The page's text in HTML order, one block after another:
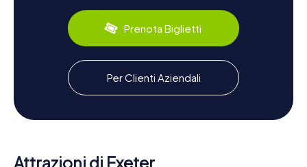
centro significativo del commercio della lana e vanta una
ricca tradizione culturale. Un punto culminante è l'Exeter
Book, un manoscritto del X secolo conservato nella
cattedrale. Dal punto di vista culinario, potrete gustare
specialità regionali come il famoso Devon Cream Tea,
servito con scones, clotted cream e marmellata di
Esplorare i dintorni di Exeter dopo la caccia al
Dopo la vostra caccia al tesoro a Exeter, i dintorni offrono
Prenota Biglietti
Per Clienti Aziendali
Attrazioni di Exeter